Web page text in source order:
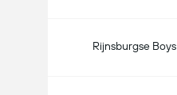
Rijnsburgse Boys